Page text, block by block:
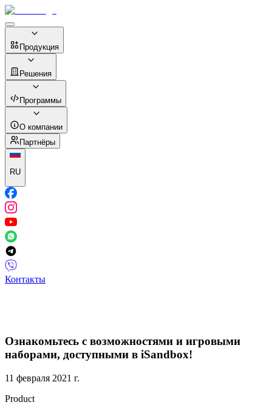
Продукция
Решения
Программы
О компании
Партнёры
RU
Контакты
Ознакомьтесь с возможностями и игровыми
наборами, доступными в iSandbox!
11 февраля 2021 г.
Product